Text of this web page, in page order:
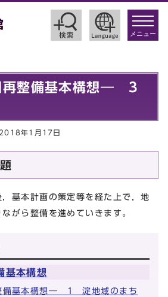
toggle
メニュー
再整備基本構想― 3
2018年1月17日
基本計画の策定等を経た上で，地
ながら整備を進めていきます。
基本構想
備基本構想― 1 淀地域のまち